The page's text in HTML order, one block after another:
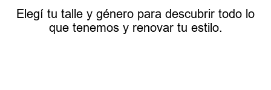
Elegí tu talle y género para descubrir todo lo
que tenemos y renovar tu estilo.